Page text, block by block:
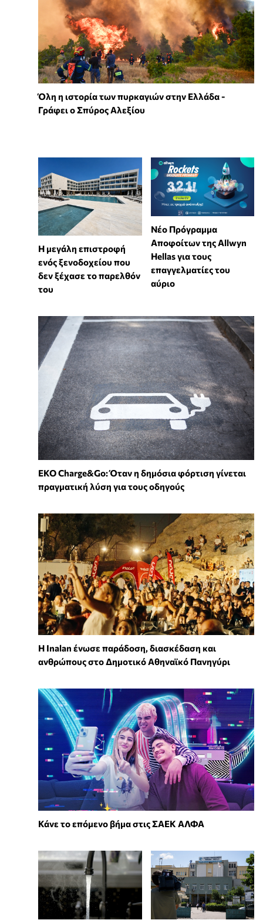
Όλη η ιστορία των πυρκαγιών στην Ελλάδα -
Γράφει ο Σπύρος Αλεξίου
Η μεγάλη επιστροφή
ενός ξενοδοχείου που
δεν ξέχασε το παρελθόν
του
Νέο Πρόγραμμα
Αποφοίτων της Allwyn
Hellas για τους
επαγγελματίες του
αύριο
EKO Charge&Go: Όταν η δημόσια φόρτιση γίνεται
πραγματική λύση για τους οδηγούς
Η Inalan ένωσε παράδοση, διασκέδαση και
ανθρώπους στο Δημοτικό Αθηναϊκό Πανηγύρι
Κάνε το επόμενο βήμα στις ΣΑΕΚ ΑΛΦΑ